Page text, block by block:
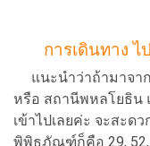
การเดินทาง
แนะนำว่าถ้ามาจา
หรือ สถานีพหลโยธิน
เข้าไปเลยค่ะ จะสะด
พิพิธภัณฑ์ก็คือ 29, 52,